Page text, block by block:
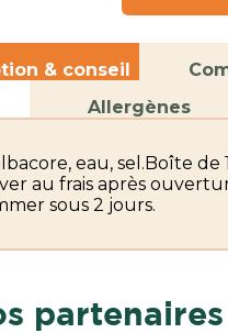
& conseil
Allergènes
eau, sel.Boîte de
au frais après
sous 2 jours.
partenaires